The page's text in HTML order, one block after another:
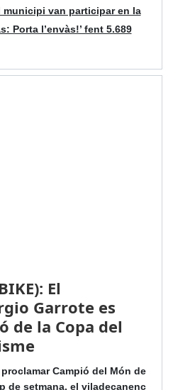
municipi van participar en la
Porta l’envàs!’ fent 5.689
El
Garrote es
de la Copa del
Campió del Món de
de setmana, el viladecanenc